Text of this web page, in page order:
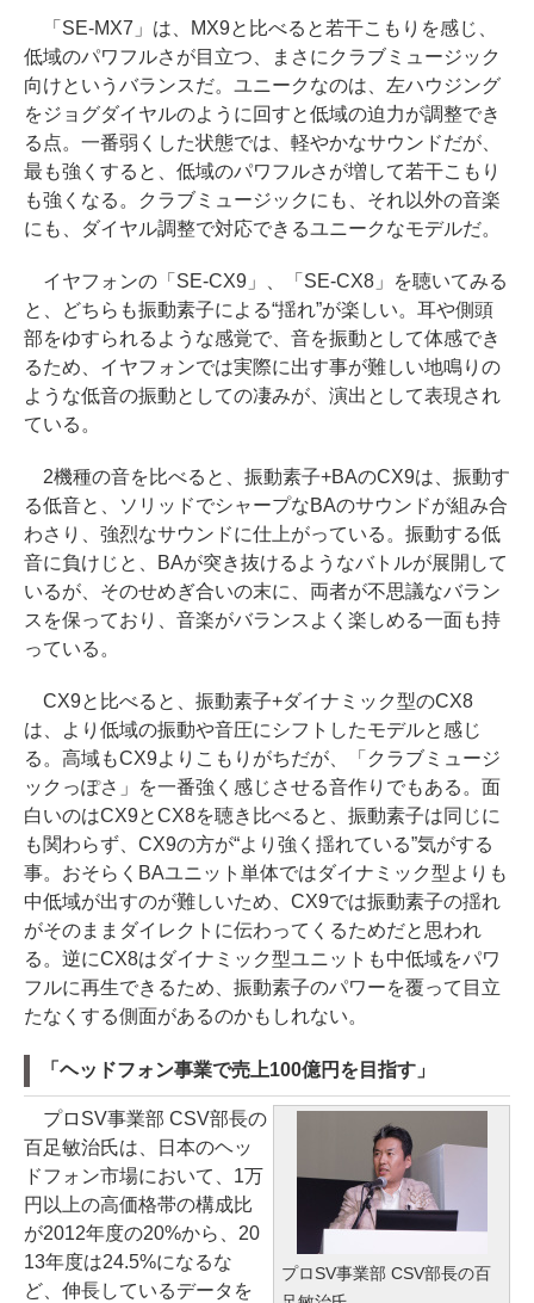
「SE-MX7」は、MX9と比べると若干こもりを感じ、
低域のパワフルさが目立つ、まさにクラブミュージック
向けというバランスだ。ユニークなのは、左ハウジング
をジョグダイヤルのように回すと低域の迫力が調整でき
る点。一番弱くした状態では、軽やかなサウンドだが、
最も強くすると、低域のパワフルさが増して若干こもり
も強くなる。クラブミュージックにも、それ以外の音楽
にも、ダイヤル調整で対応できるユニークなモデルだ。
イヤフォンの「SE-CX9」、「SE-CX8」を聴いてみる
と、どちらも振動素子による“揺れ”が楽しい。耳や側頭
部をゆすられるような感覚で、音を振動として体感でき
るため、イヤフォンでは実際に出す事が難しい地鳴りの
ような低音の振動としての凄みが、演出として表現され
ている。
2機種の音を比べると、振動素子+BAのCX9は、振動す
る低音と、ソリッドでシャープなBAのサウンドが組み合
わさり、強烈なサウンドに仕上がっている。振動する低
音に負けじと、BAが突き抜けるようなバトルが展開して
いるが、そのせめぎ合いの末に、両者が不思議なバラン
スを保っており、音楽がバランスよく楽しめる一面も持
っている。
CX9と比べると、振動素子+ダイナミック型のCX8
は、より低域の振動や音圧にシフトしたモデルと感じ
る。高域もCX9よりこもりがちだが、「クラブミュージ
ックっぽさ」を一番強く感じさせる音作りでもある。面
白いのはCX9とCX8を聴き比べると、振動素子は同じに
も関わらず、CX9の方が“より強く揺れている”気がする
事。おそらくBAユニット単体ではダイナミック型よりも
中低域が出すのが難しいため、CX9では振動素子の揺れ
がそのままダイレクトに伝わってくるためだと思われ
る。逆にCX8はダイナミック型ユニットも中低域をパワ
フルに再生できるため、振動素子のパワーを覆って目立
たなくする側面があるのかもしれない。
「ヘッドフォン事業で売上100億円を目指す」
プロSV事業部 CSV部長の百
プロSV事業部 CSV部長の
百足敏治氏は、日本のヘッ
ドフォン市場において、1万
円以上の高価格帯の構成比
が2012年度の20%から、20
13年度は24.5%になるな
ど、伸長しているデータを